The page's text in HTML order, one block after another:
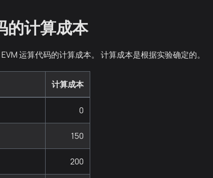
的计算成本
运算代码的计算成本。 计算成本是根据实验确定的。
计算成本
0
150
200